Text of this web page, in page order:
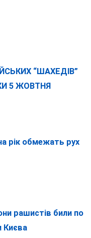
“ШАХЕДІВ”
5 ЖОВТНЯ
рік обмежать рух
рашистів били по
Києва